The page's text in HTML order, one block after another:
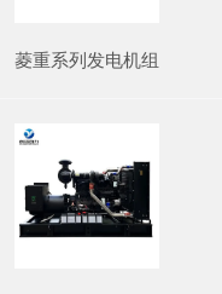
菱重系列发电机组